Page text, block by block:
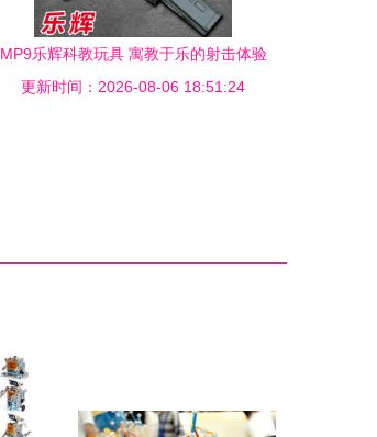
MP9乐辉科教玩具 寓教于乐的射击体验
更新时间：2026-08-06 18:51:24